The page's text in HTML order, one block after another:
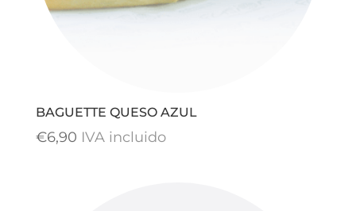
BAGUETTE QUESO AZUL
€6,90 IVA incluido